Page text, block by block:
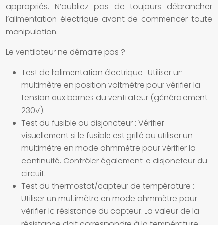
appropriés. N’oubliez pas de toujours débrancher
l’alimentation électrique avant de commencer toute
manipulation.
Le ventilateur ne démarre pas ?
Test de l’alimentation électrique : Utiliser un
multimètre en position voltmètre pour vérifier la
tension aux bornes du ventilateur (généralement
230V).
Test du fusible ou disjoncteur : Vérifier
visuellement si le fusible est grillé ou utiliser un
multimètre en mode ohmmètre pour vérifier la
continuité. Contrôler également le disjoncteur du
circuit.
Test du thermostat/capteur de température :
Utiliser un multimètre en mode ohmmètre pour
vérifier la résistance du capteur. La valeur de la